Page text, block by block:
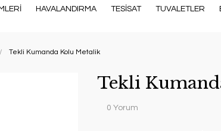
HAVALANDIRMA TESİSAT TUVALETLER
Tekli Kumanda Kolu Metalik
Tekli
0 Yorum